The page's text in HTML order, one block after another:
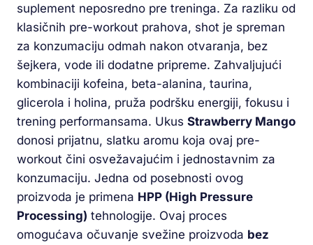
suplement neposredno pre treninga. Za razliku od
klasičnih pre-workout prahova, shot je spreman
za konzumaciju odmah nakon otvaranja, bez
šejkera, vode ili dodatne pripreme. Zahvaljujući
kombinaciji kofeina, beta-alanina, taurina,
glicerola i holina, pruža podršku energiji, fokusu i
trening performansama. Ukus Strawberry Mango
donosi prijatnu, slatku aromu koja ovaj pre-
workout čini osvežavajućim i jednostavnim za
konzumaciju. Jedna od posebnosti ovog
proizvoda je primena HPP (High Pressure
Processing) tehnologije. Ovaj proces
omogućava očuvanje svežine proizvoda bez